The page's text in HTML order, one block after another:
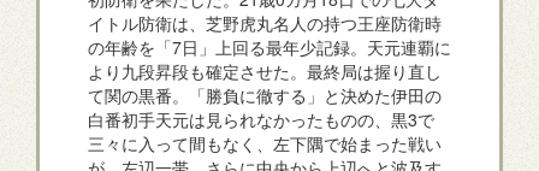
イトル防衛は、芝野虎丸名人の持つ王座防衛時
の年齢を「7日」上回る最年少記録。天元連覇に
より九段昇段も確定させた。最終局は握り直し
て関の黒番。「勝負に徹する」と決めた伊田の
白番初手天元は見られなかったものの、黒3で
三々に入って間もなく、左下隅で始まった戦い